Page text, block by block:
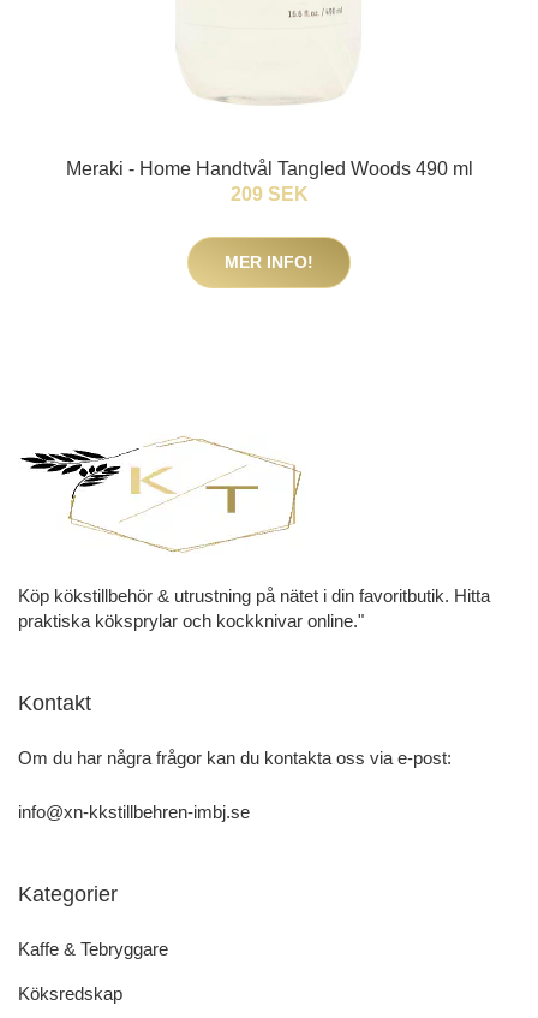
Meraki - Home Handtvål Tangled Woods 490 ml
209 SEK
MER INFO!
Köp kökstillbehör & utrustning på nätet i din favoritbutik. Hitta
praktiska köksprylar och kockknivar online."
Kontakt
Om du har några frågor kan du kontakta oss via e-post:
info@xn-kkstillbehren-imbj.se
Kategorier
Kaffe & Tebryggare
Köksredskap